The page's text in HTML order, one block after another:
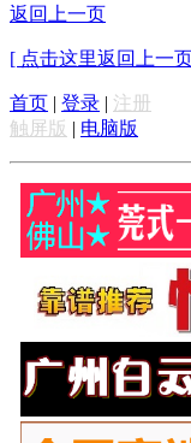
返回上一页
[ 点击这里返回上一
首页 | 登录 | 注册
触屏版 | 电脑版